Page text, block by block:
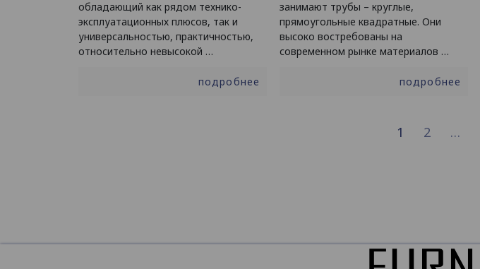
обладающий как рядом технико-
эксплуатационных плюсов, так и
универсальностью, практичностью,
относительно невысокой …
подробнее
занимают трубы – круглые,
прямоугольные квадратные. Они
высоко востребованы на
современном рынке материалов …
подробнее
1 2 …